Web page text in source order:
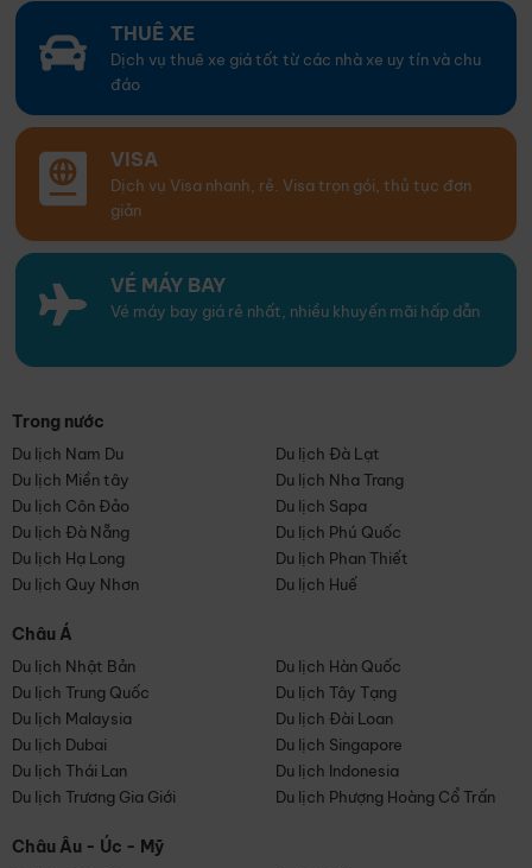
THUÊ XE
Dịch vụ thuê xe giá tốt từ các nhà xe uy tín và chu
đáo
VISA
Dịch vụ Visa nhanh, rẻ. Visa trọn gói, thủ tục đơn
giản
VÉ MÁY BAY
Vé máy bay giá rẻ nhất, nhiều khuyến mãi hấp dẫn
Trong nước
Du lịch Nam Du
Du lịch Đà Lạt
Du lịch Miền tây
Du lịch Nha Trang
Du lịch Côn Đảo
Du lịch Sapa
Du lịch Đà Nẵng
Du lịch Phú Quốc
Du lịch Hạ Long
Du lịch Phan Thiết
Du lịch Quy Nhơn
Du lịch Huế
Châu Á
Du lịch Nhật Bản
Du lịch Hàn Quốc
Du lịch Trung Quốc
Du lịch Tây Tạng
Du lịch Malaysia
Du lịch Đài Loan
Du lịch Dubai
Du lịch Singapore
Du lịch Thái Lan
Du lịch Indonesia
Du lịch Trương Gia Giới
Du lịch Phượng Hoàng Cổ Trấn
Châu Âu - Úc - Mỹ